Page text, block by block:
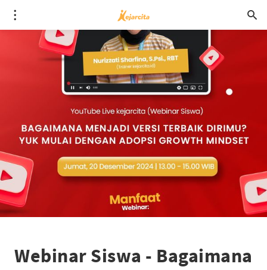
Webinar Siswa - Bagaimana